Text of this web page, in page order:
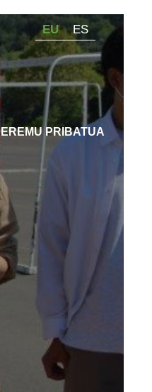
EU ES
EREMU PRIBATUA